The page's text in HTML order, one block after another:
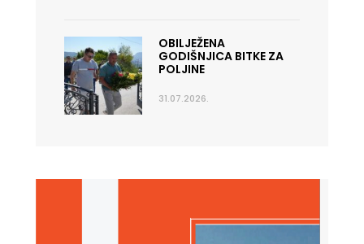
OBILJEŽENA
GODIŠNJICA BITKE ZA
POLJINE
31.07.2026.